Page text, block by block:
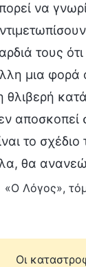
να
τους
μια φορά
θλιβερή
αποσκοπεί
το
θα
«Ο Λόγος»,
Οι